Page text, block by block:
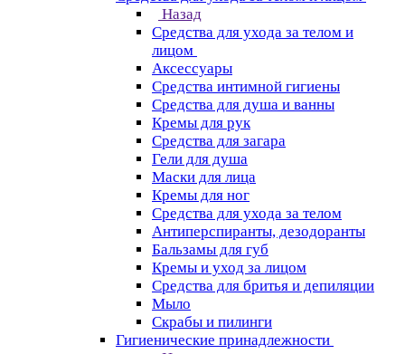
Назад
Средства для ухода за телом и
лицом
Аксессуары
Средства интимной гигиены
Средства для душа и ванны
Кремы для рук
Средства для загара
Гели для душа
Маски для лица
Кремы для ног
Средства для ухода за телом
Антиперспиранты, дезодоранты
Бальзамы для губ
Кремы и уход за лицом
Средства для бритья и депиляции
Мыло
Скрабы и пилинги
Гигиенические принадлежности